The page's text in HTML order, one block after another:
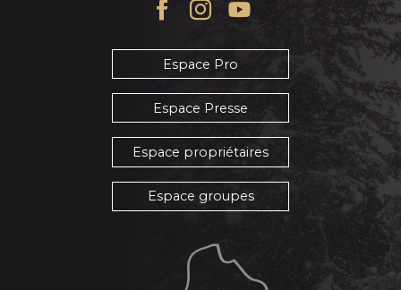
Espace Pro
Espace Presse
Espace propriétaires
Espace groupes